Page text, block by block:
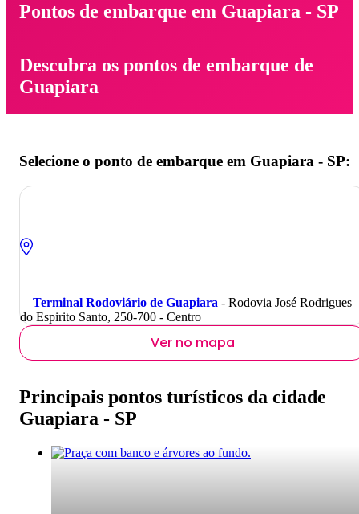
Pontos de embarque em Guapiara - SP
Descubra os pontos de embarque de
Guapiara
Selecione o ponto de embarque em Guapiara - SP:
Terminal Rodoviário de Guapiara - Rodovia José Rodrigues
do Espirito Santo, 250-700 - Centro
Ver no mapa
Principais pontos turísticos da cidade
Guapiara - SP